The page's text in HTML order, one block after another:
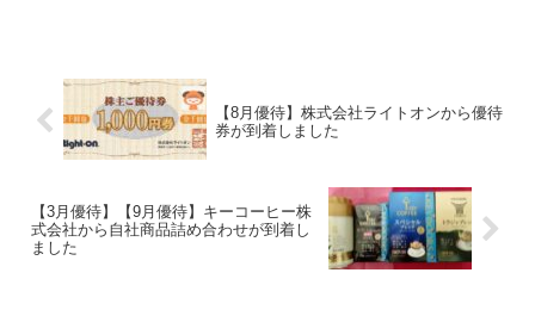
【8月優待】株式会社ライトオンから優待
券が到着しました
【3月優待】【9月優待】キーコーヒー株
式会社から自社商品詰め合わせが到着し
ました